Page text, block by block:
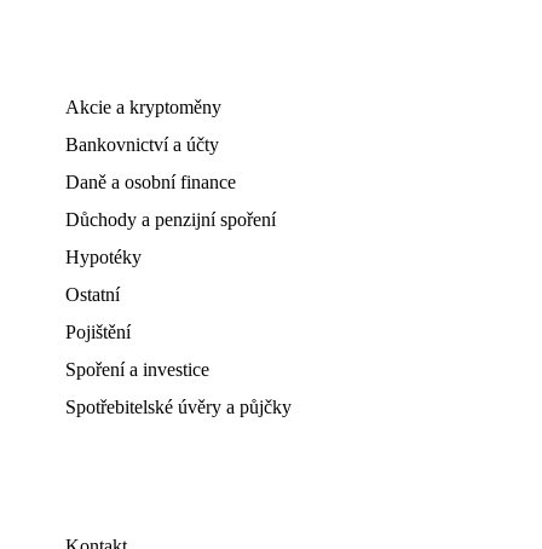
Akcie a kryptoměny
Bankovnictví a účty
Daně a osobní finance
Důchody a penzijní spoření
Hypotéky
Ostatní
Pojištění
Spoření a investice
Spotřebitelské úvěry a půjčky